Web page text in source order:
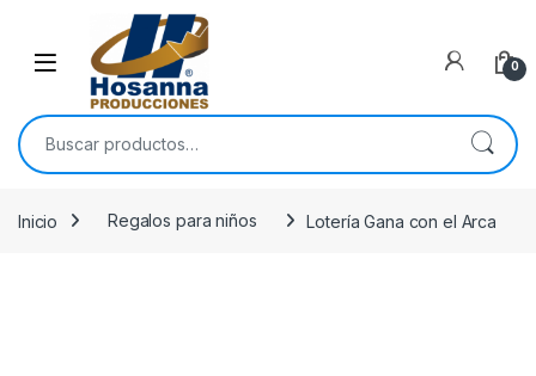
Skip to navigation
0
Buscar por:
Inicio Regalos para niños Lotería Gana con el Arca